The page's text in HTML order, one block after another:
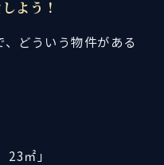
よう！
どういう物件がある
㎡」